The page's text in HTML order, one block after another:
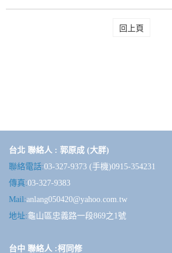
回上頁
台北 聯絡人 : 郭原成 (大胖)
聯絡電話:03-327-9373 (手機)0915-354231
傳真:03-327-9383
Mail:anlang050420@yahoo.com.tw
地址:龜山區忠義路一段869之1號
台中 聯絡人 :柯同修